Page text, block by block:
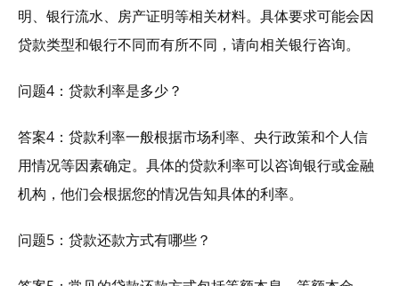
明、银行流水、房产证明等相关材料。具体要求可能会因
贷款类型和银行不同而有所不同，请向相关银行咨询。
问题4：贷款利率是多少？
答案4：贷款利率一般根据市场利率、央行政策和个人信
用情况等因素确定。具体的贷款利率可以咨询银行或金融
机构，他们会根据您的情况告知具体的利率。
问题5：贷款还款方式有哪些？